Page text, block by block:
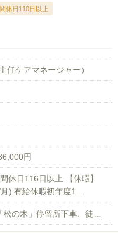
休日110日以上
任ケアマネージャー）
円
休日116日以上 【休暇】
) 有給休暇初年度1...